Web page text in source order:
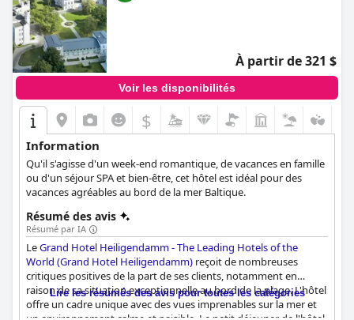
À partir de 321 $
Voir les disponibilités
$
Information
Qu'il s'agisse d'un week-end romantique, de vacances en famille
ou d'un séjour SPA et bien-être, cet hôtel est idéal pour des
vacances agréables au bord de la mer Baltique.
Résumé des avis
Résumé par IA
LeGrand Hotel Heiligendamm - The Leading Hotels of the
World (Grand Hotel Heiligendamm) reçoit de nombreuses
critiques positives de la part de ses clients, notamment en
raison de sa situation exceptionnelle au bord de la plage. L'hôtel
offre un cadre unique avec des vues imprenables sur la mer et
Lire les résumés des avis pour toutes les catégories